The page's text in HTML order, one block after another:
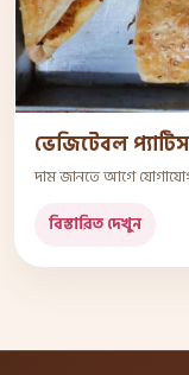
ভেজিটেবল প্যাটিস
দাম জানতে আগে
বিস্তারিত দেখুন